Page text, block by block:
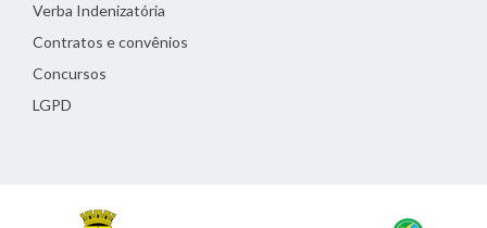
Verba Indenizatória
Contratos e convênios
Concursos
LGPD